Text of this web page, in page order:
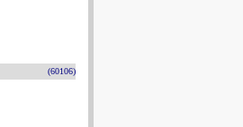
(60106)